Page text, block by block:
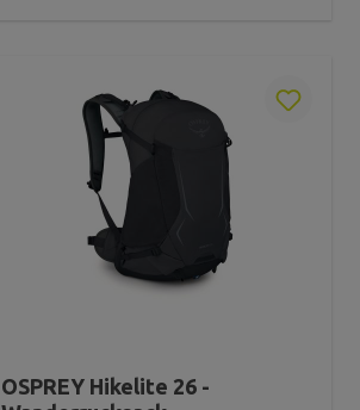
OSPREY Hikelite 26 -